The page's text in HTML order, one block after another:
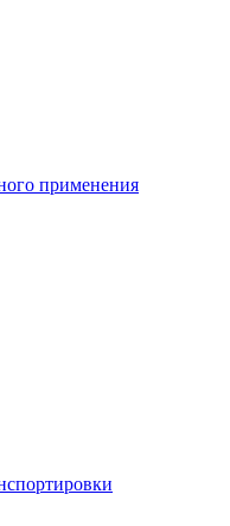
применения